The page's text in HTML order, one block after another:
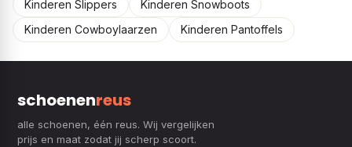
Kinderen Slippers
Kinderen Snowboots
Kinderen Cowboylaarzen
Kinderen Pantoffels
schoenenreus
alle schoenen, één reus. Wij vergelijken
prijs en maat zodat jij scherp scoort.